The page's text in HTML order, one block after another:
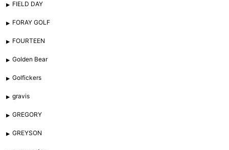
FIELD DAY
FORAY GOLF
FOURTEEN
Golden Bear
Golfickers
gravis
GREGORY
GREYSON